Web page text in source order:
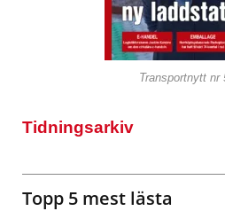
Transportnytt nr
Tidningsarkiv
Topp 5 mest lästa